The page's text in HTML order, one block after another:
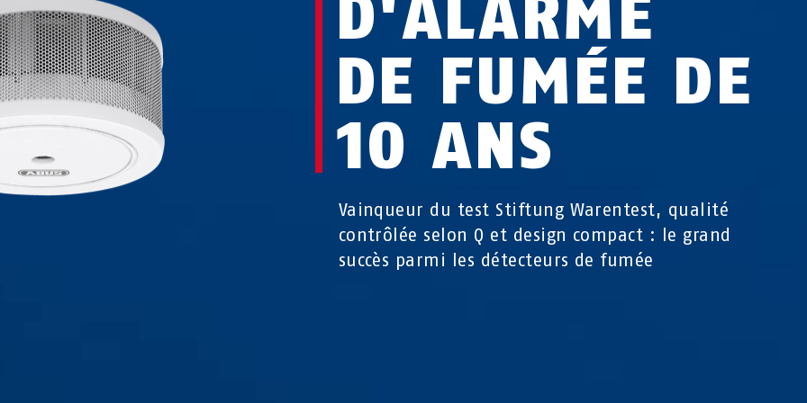
D'ALARME
DE FUMÉE DE
10 ANS
Vainqueur du test Stiftung Warentest, qualité
contrôlée selon Q et design compact : le grand
succès parmi les détecteurs de fumée